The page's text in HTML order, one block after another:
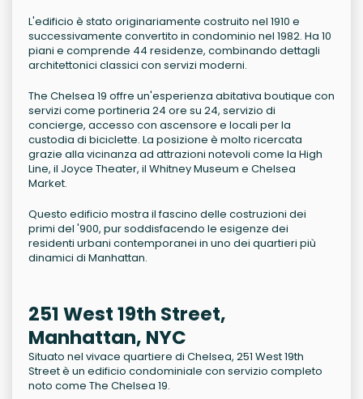
L'edificio è stato originariamente costruito nel 1910 e
successivamente convertito in condominio nel 1982. Ha 10
piani e comprende 44 residenze, combinando dettagli
architettonici classici con servizi moderni.
The Chelsea 19 offre un'esperienza abitativa boutique con
servizi come portineria 24 ore su 24, servizio di
concierge, accesso con ascensore e locali per la
custodia di biciclette. La posizione è molto ricercata
grazie alla vicinanza ad attrazioni notevoli come la High
Line, il Joyce Theater, il Whitney Museum e Chelsea
Market.
Questo edificio mostra il fascino delle costruzioni dei
primi del '900, pur soddisfacendo le esigenze dei
residenti urbani contemporanei in uno dei quartieri più
dinamici di Manhattan.
251 West 19th Street,
Manhattan, NYC
Situato nel vivace quartiere di Chelsea, 251 West 19th
Street è un edificio condominiale con servizio completo
noto come The Chelsea 19.